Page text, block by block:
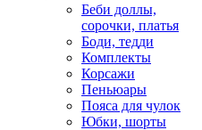
Беби доллы,
сорочки, платья
Боди, тедди
Комплекты
Корсажи
Пеньюары
Пояса для чулок
Юбки, шорты